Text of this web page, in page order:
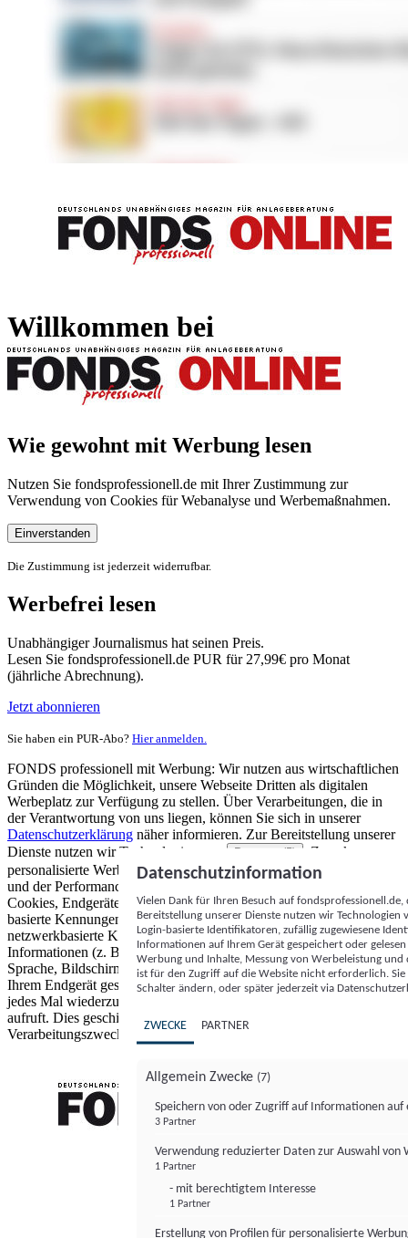
Willkommen bei
Wie gewohnt mit Werbung lesen
Nutzen Sie fondsprofessionell.de mit Ihrer Zustimmung zur
Verwendung von Cookies für Webanalyse und Werbemaßnahmen.
Einverstanden
Die Zustimmung ist jederzeit widerrufbar.
Werbefrei lesen
Unabhängiger Journalismus hat seinen Preis.
Lesen Sie fondsprofessionell.de PUR für 27,99€ pro Monat
(jährliche Abrechnung).
Jetzt abonnieren
Sie haben ein PUR-Abo? Hier anmelden.
FONDS professionell mit Werbung: Wir nutzen aus wirtschaftlichen
Gründen die Möglichkeit, unsere Webseite Dritten als digitalen
Werbeplatz zur Verfügung zu stellen. Über Verarbeitungen, die in
der Verantwortung von uns liegen, können Sie sich in unserer
Datenschutzerklärung näher informieren. Zur Bereitstellung unserer
Dienste nutzen wir Technologien von
Partnern (5)
. Zwecke:
personalisierte Werbung und Inhalte, Messung von Werbeleistung
und der Performance von Inhalten sowie Zielgruppenforschung.
Cookies, Endgeräte- oder ähnliche Online-Kennungen (z. B. login-
basierte Kennungen, zufällig generierte Kennungen,
netzwerkbasierte Kennungen) können zusammen mit anderen
Informationen (z. B. Browsertyp und Browserinformationen,
Sprache, Bildschirmgröße, unterstützte Technologien usw.) auf
Ihrem Endgerät gespeichert oder von dort ausgelesen werden, um es
jedes Mal wiederzuerkennen, wenn es eine App oder einer Webseite
aufruft. Dies geschieht für einen oder mehrere der hier aufgeführten
Verarbeitungszwecke.
Datenschutzinformation
Vielen Dank für Ihren Besuch auf
Bereitstellung unserer Dienste nutzen wir Technologien
Login-basierte Identifikatoren, zufällig zugewiesene
Informationen auf Ihrem Gerät gespeichert oder
Werbung und Inhalte, Messung von Werbeleistung
ist für den Zugriff auf die Website nicht erforderlich.
Schalter ändern, oder später jederzeit via
ZWECKE PARTNER
Allgemein Zwecke (7)
Speichern von oder Zugriff auf Informationen auf
3 Partner
Verwendung reduzierter Daten zur Auswahl von
1 Partner
- mit berechtigtem Interesse
1 Partner
Erstellung von Profilen für personalisierte
FONDS professionell